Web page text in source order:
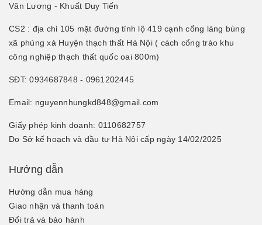
Văn Lương - Khuất Duy Tiến
CS2 : địa chỉ 105 mặt đường tỉnh lộ 419 cạnh cổng làng bùng
xã phùng xá Huyện thạch thất Hà Nội ( cách cổng trào khu
công nghiệp thạch thất quốc oai 800m)
SĐT: 0934687848 - 0961202445
Email: nguyennhungkd848@gmail.com
Giấy phép kinh doanh: 0110682757
Do Sở kế hoạch và đầu tư Hà Nội cấp ngày 14/02/2025
Hướng dẫn
Hướng dẫn mua hàng
Giao nhận và thanh toán
Đổi trả và bảo hành